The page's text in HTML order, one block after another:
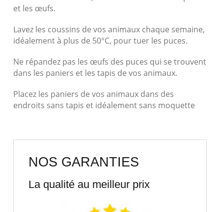
et les œufs.
Lavez les coussins de vos animaux chaque semaine,
idéalement à plus de 50°C, pour tuer les puces.
Ne répandez pas les œufs des puces qui se trouvent
dans les paniers et les tapis de vos animaux.
Placez les paniers de vos animaux dans des
endroits sans tapis et idéalement sans moquette
NOS GARANTIES
La qualité au meilleur prix